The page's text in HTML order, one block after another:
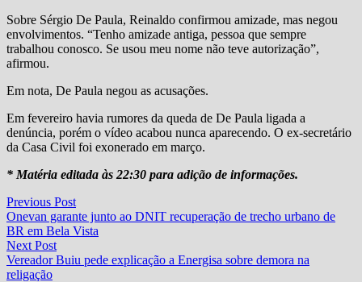
Sobre Sérgio De Paula, Reinaldo confirmou amizade, mas negou
envolvimentos. “Tenho amizade antiga, pessoa que sempre
trabalhou conosco. Se usou meu nome não teve autorização”,
afirmou.
Em nota, De Paula negou as acusações.
Em fevereiro havia rumores da queda de De Paula ligada a
denúncia, porém o vídeo acabou nunca aparecendo. O ex-secretário
da Casa Civil foi exonerado em março.
* Matéria editada às 22:30 para adição de informações.
Navegação
de
Post
Previous PostPrevious
post:
Onevan garante junto ao DNIT recuperação de trecho urbano de
BR em Bela Vista
Next PostNext
post:
Vereador Buiu pede explicação a Energisa sobre demora na
religação